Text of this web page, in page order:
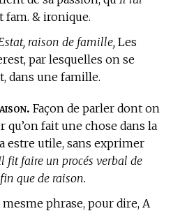
fam. & ironique.
raison de famille, Les
par lesquelles on se
dans une famille.
Façon de parler dont on
fait une chose dans la
estre utile, sans exprimer
fit faire un procés verbal de
que de raison.
phrase, pour dire, A